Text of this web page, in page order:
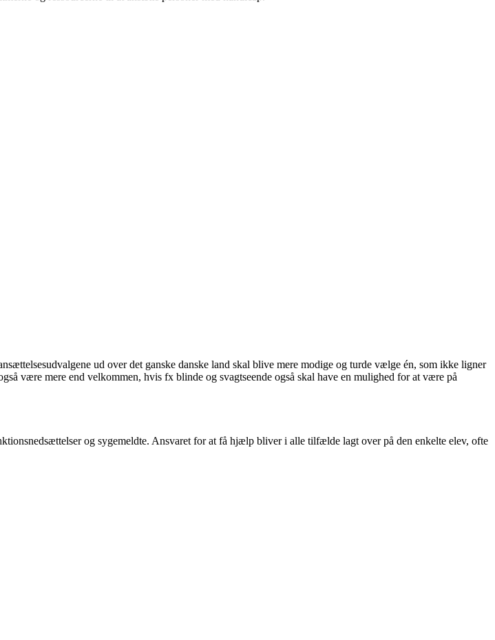
ud over det ganske danske land skal blive mere modige og turde vælge én, som ikke ligner
være mere end velkommen, hvis fx blinde og svagtseende også skal have en mulighed for at være på
og sygemeldte. Ansvaret for at få hjælp bliver i alle tilfælde lagt over på den enkelte elev, ofte